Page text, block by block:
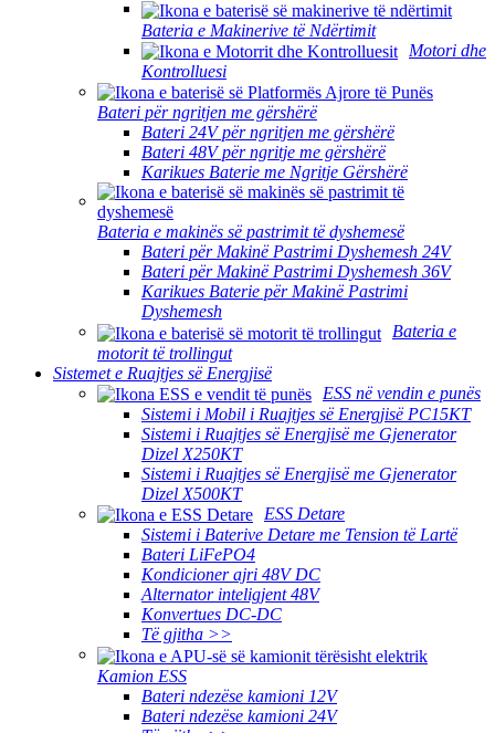
Bateria e Makinerive të Ndërtimit
Motori dhe
Kontrolluesi
Bateri për ngritjen me gërshërë
Bateri 24V për ngritjen me gërshërë
Bateri 48V për ngritje me gërshërë
Karikues Baterie me Ngritje Gërshërë
Bateria e makinës së pastrimit të dyshemesë
Bateri për Makinë Pastrimi Dyshemesh 24V
Bateri për Makinë Pastrimi Dyshemesh 36V
Karikues Baterie për Makinë Pastrimi
Dyshemesh
Bateria e
motorit të trollingut
Sistemet e Ruajtjes së Energjisë
ESS në vendin e punës
Sistemi i Mobil i Ruajtjes së Energjisë PC15KT
Sistemi i Ruajtjes së Energjisë me Gjenerator
Dizel X250KT
Sistemi i Ruajtjes së Energjisë me Gjenerator
Dizel X500KT
ESS Detare
Sistemi i Baterive Detare me Tension të Lartë
Bateri LiFePO4
Kondicioner ajri 48V DC
Alternator inteligjent 48V
Konvertues DC-DC
Të gjitha >>
Kamion ESS
Bateri ndezëse kamioni 12V
Bateri ndezëse kamioni 24V